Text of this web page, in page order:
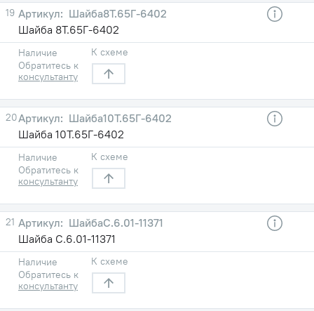
19
Шайба8Т.65Г-6402
Шайба 8Т.65Г-6402
Наличие
Обратитесь к
консультанту
К схеме
20
Шайба10Т.65Г-6402
Шайба 10Т.65Г-6402
Наличие
Обратитесь к
консультанту
К схеме
21
ШайбаС.6.01-11371
Шайба С.6.01-11371
Наличие
Обратитесь к
консультанту
К схеме